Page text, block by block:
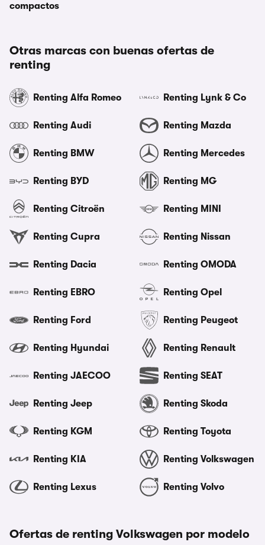
compactos
Otras marcas con buenas ofertas de
renting
Renting Alfa Romeo
Renting Audi
Renting BMW
Renting BYD
Renting Citroën
Renting Cupra
Renting Dacia
Renting EBRO
Renting Ford
Renting Hyundai
Renting JAECOO
Renting Jeep
Renting KGM
Renting KIA
Renting Lexus
Renting Lynk & Co
Renting Mazda
Renting Mercedes
Renting MG
Renting MINI
Renting Nissan
Renting OMODA
Renting Opel
Renting Peugeot
Renting Renault
Renting SEAT
Renting Skoda
Renting Toyota
Renting Volkswagen
Renting Volvo
Ofertas de renting Volkswagen por modelo